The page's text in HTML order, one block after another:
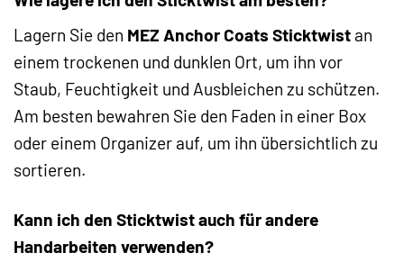
Lagern Sie den MEZ Anchor Coats Sticktwist an
einem trockenen und dunklen Ort, um ihn vor
Staub, Feuchtigkeit und Ausbleichen zu schützen.
Am besten bewahren Sie den Faden in einer Box
oder einem Organizer auf, um ihn übersichtlich zu
sortieren.
Kann ich den Sticktwist auch für andere
Handarbeiten verwenden?